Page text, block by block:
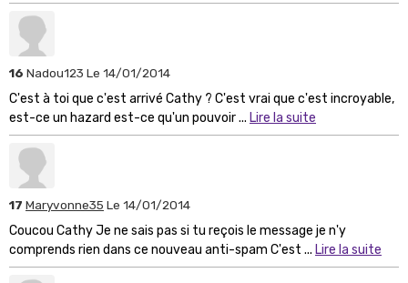
16 Nadou123 Le 14/01/2014
C'est à toi que c'est arrivé Cathy ? C'est vrai que c'est incroyable,
est-ce un hazard est-ce qu'un pouvoir ... Lire la suite
17 Maryvonne35 Le 14/01/2014
Coucou Cathy Je ne sais pas si tu reçois le message je n'y
comprends rien dans ce nouveau anti-spam C'est ... Lire la suite